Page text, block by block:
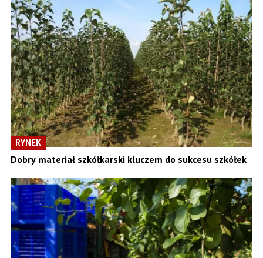
RYNEK
Dobry materiał szkółkarski kluczem do sukcesu szkółek